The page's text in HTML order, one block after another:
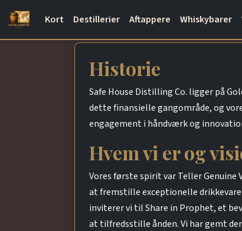
Kort Destillerier Aftappere Whiskybarer
Historie
Safe House Distilling Co. ligger på
dette finansielle gangområde, og
engagement i håndværk og
Hvem vi er og
Vores første spirit var Teller
at fremstille exceptionelle
inviterer vi til Share in Prophet, et
at tilfredsstille ånden. Vi har gemt